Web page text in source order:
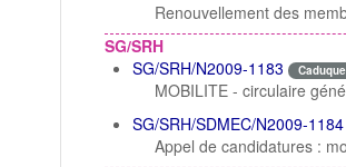
Renouvellement des
SG/SRH
SG/SRH/N2009-1183
Caduque
MOBILITE - circulaire
SG/SRH/SDMEC/N2009-1184
Appel de candidatures :